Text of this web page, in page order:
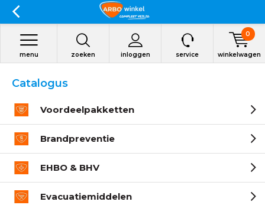
zoeken inloggen
menu service winkelwagen
0
Catalogus
Voordeelpakketten
Brandpreventie
EHBO & BHV
Evacuatiemiddelen